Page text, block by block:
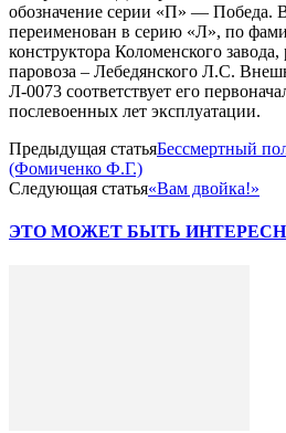
обозначение серии «П» — Победа.
переименован в серию «Л», по
конструктора Коломенского завода,
паровоза – Лебедянского Л.С.
Л-0073 соответствует его
послевоенных лет эксплуатации.
Предыдущая статьяБессмертный
(Фомиченко Ф.Г.)
Следующая статья«Вам двойка!»
ЭТО МОЖЕТ БЫТЬ